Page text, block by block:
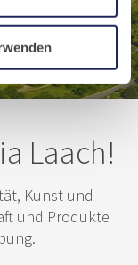
Laach!
Kunst und
und Produkte